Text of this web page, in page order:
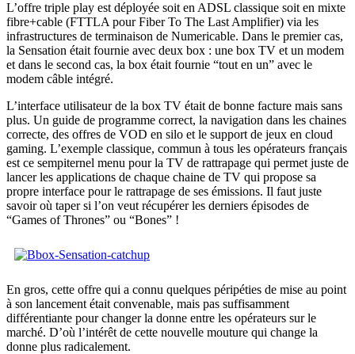
L’offre triple play est déployée soit en ADSL classique soit en mixte
fibre+cable (FTTLA pour Fiber To The Last Amplifier) via les
infrastructures de terminaison de Numericable. Dans le premier cas,
la Sensation était fournie avec deux box : une box TV et un modem
et dans le second cas, la box était fournie “tout en un” avec le
modem câble intégré.
L’interface utilisateur de la box TV était de bonne facture mais sans
plus. Un guide de programme correct, la navigation dans les chaines
correcte, des offres de VOD en silo et le support de jeux en cloud
gaming. L’exemple classique, commun à tous les opérateurs français
est ce sempiternel menu pour la TV de rattrapage qui permet juste de
lancer les applications de chaque chaine de TV qui propose sa
propre interface pour le rattrapage de ses émissions. Il faut juste
savoir où taper si l’on veut récupérer les derniers épisodes de
“Games of Thrones” ou “Bones” !
En gros, cette offre qui a connu quelques péripéties de mise au point
à son lancement était convenable, mais pas suffisamment
différentiante pour changer la donne entre les opérateurs sur le
marché. D’où l’intérêt de cette nouvelle mouture qui change la
donne plus radicalement.